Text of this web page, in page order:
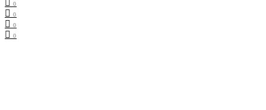
0
0
0
0